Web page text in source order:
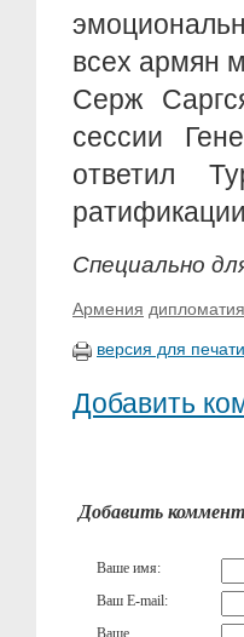
всех армян
Серж
сессии
ответил
Специально
Армения дипломатия
версия для печати
Добавить
Добавить
Ваше имя:
Ваш E-mail:
Ваше